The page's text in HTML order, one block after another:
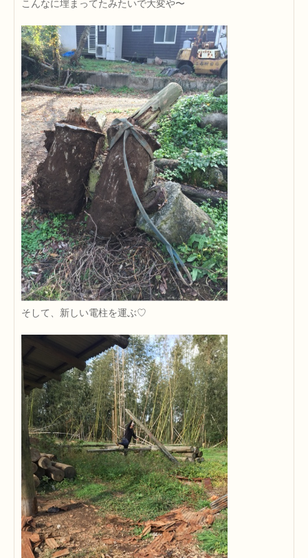
こんなに埋まってたみたいで大変や〜
そして、新しい電柱を運ぶ♡